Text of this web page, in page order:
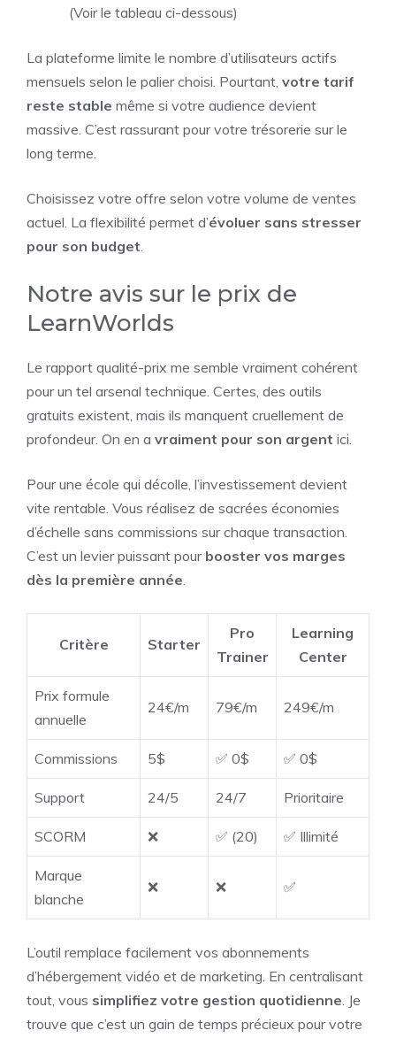
(Voir le tableau ci-dessous)
La plateforme limite le nombre d’utilisateurs actifs
mensuels selon le palier choisi. Pourtant, votre tarif
reste stable même si votre audience devient
massive. C’est rassurant pour votre trésorerie sur le
long terme.
Choisissez votre offre selon votre volume de ventes
actuel. La flexibilité permet d’évoluer sans stresser
pour son budget.
Notre avis sur le prix de
LearnWorlds
Le rapport qualité-prix me semble vraiment cohérent
pour un tel arsenal technique. Certes, des outils
gratuits existent, mais ils manquent cruellement de
profondeur. On en a vraiment pour son argent ici.
Pour une école qui décolle, l’investissement devient
vite rentable. Vous réalisez de sacrées économies
d’échelle sans commissions sur chaque transaction.
C’est un levier puissant pour booster vos marges
dès la première année.
Critère Starter
Pro
Trainer
Learning
Center
Prix formule
annuelle
24€/m 79€/m 249€/m
Commissions 5$ ✅ 0$ ✅ 0$
Support 24/5 24/7 Prioritaire
SCORM ❌ ✅ (20) ✅ Illimité
Marque
blanche
❌ ❌ ✅
L’outil remplace facilement vos abonnements
d’hébergement vidéo et de marketing. En centralisant
tout, vous simplifiez votre gestion quotidienne. Je
trouve que c’est un gain de temps précieux pour votre